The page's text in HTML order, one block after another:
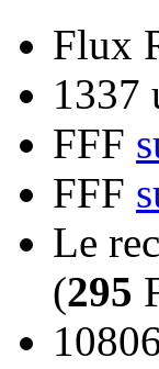
Flux
1337
FFF
FFF
Le
(295